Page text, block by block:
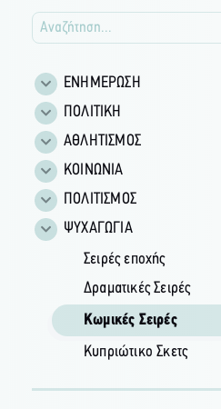
ΕΝΗΜΕΡΩΣΗ
ΠΟΛΙΤΙΚΗ
ΑΘΛΗΤΙΣΜΟΣ
ΚΟΙΝΩΝΙΑ
ΠΟΛΙΤΙΣΜΟΣ
ΨΥΧΑΓΩΓΙΑ
Σειρές εποχής
Δραματικές Σειρές
Κωμικές Σειρές
Κυπριώτικο Σκετς